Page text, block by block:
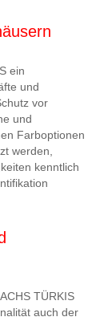
ein
und
vor
und
Farboptionen
werden,
kenntlich
TÜRKIS
auch der